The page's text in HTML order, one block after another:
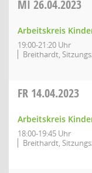
MI 26.04.2023
Arbeitskreis
19:00-21:20 Uhr
Breithardt,
FR 14.04.2023
Arbeitskreis
18:00-19:45 Uhr
Breithardt,